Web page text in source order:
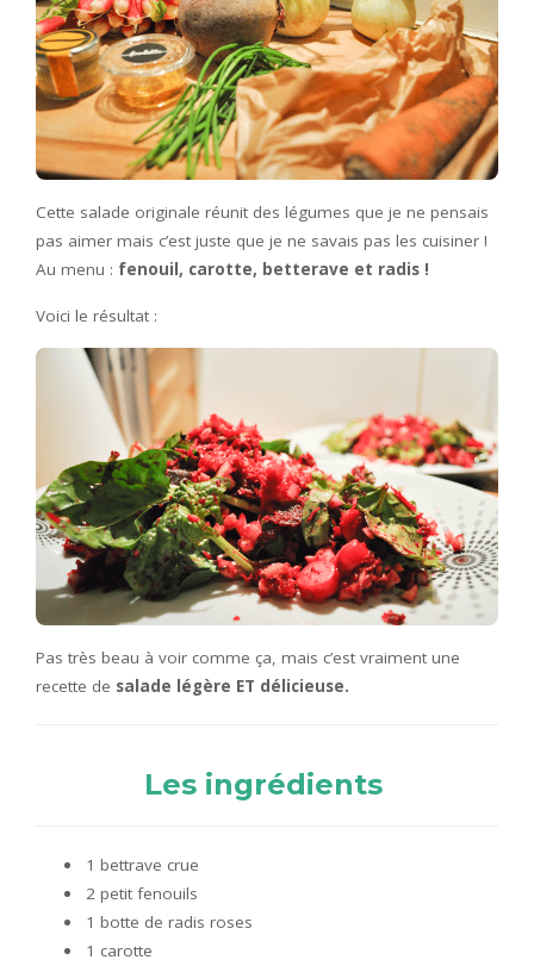
Cette salade originale réunit des légumes que je ne pensais
pas aimer mais c’est juste que je ne savais pas les cuisiner !
Au menu : fenouil, carotte, betterave et radis !
Voici le résultat :
Pas très beau à voir comme ça, mais c’est vraiment une
recette de salade légère ET délicieuse.
Les ingrédients
1 bettrave crue
2 petit fenouils
1 botte de radis roses
1 carotte